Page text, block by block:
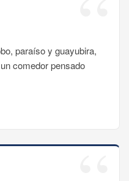
paraíso y guayubira,
comedor pensado